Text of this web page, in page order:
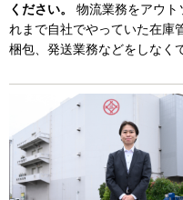
ください。
物流業務をアウト
れまで自社でやっていた在庫
梱包、発送業務などをしなく